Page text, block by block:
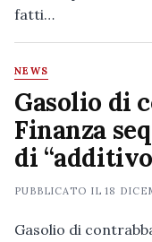
fatti…
NEWS
Gasolio di
Finanza
di
PUBBLICATO IL18
Gasolio di